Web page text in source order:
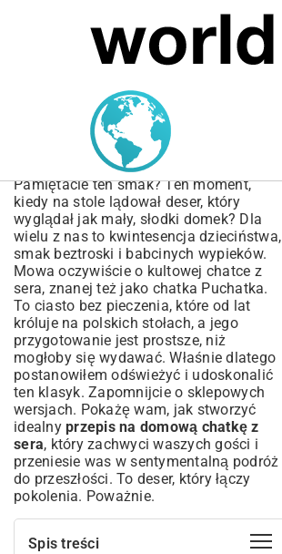
MARIUSZ ŁAMAGA 05.10.2025
Przepis na domową
chatkę z sera – Prosty
deser bez pieczenia
Pamiętacie ten smak? Ten moment,
kiedy na stole lądował deser, który
wyglądał jak mały, słodki domek? Dla
wielu z nas to kwintesencja dzieciństwa,
smak beztroski i babcinych wypieków.
Mowa oczywiście o kultowej chatce z
sera, znanej też jako chatka Puchatka.
To ciasto bez pieczenia, które od lat
króluje na polskich stołach, a jego
przygotowanie jest prostsze, niż
mogłoby się wydawać. Właśnie dlatego
postanowiłem odświeżyć i udoskonalić
ten klasyk. Zapomnijcie o sklepowych
wersjach. Pokażę wam, jak stworzyć
idealny przepis na domową chatkę z
sera, który zachwyci waszych gości i
przeniesie was w sentymentalną podróż
do przeszłości. To deser, który łączy
pokolenia. Poważnie.
Spis treści